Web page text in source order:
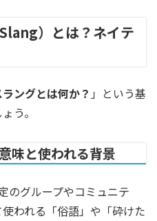
）とは？ネイテ
ングとは何か？ 」という基
う。
味と使われる背景
のグループやコミュニテ
われる「俗語」や「砕けた